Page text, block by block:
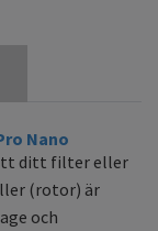
Nano
ditt filter eller
(rotor) är
och